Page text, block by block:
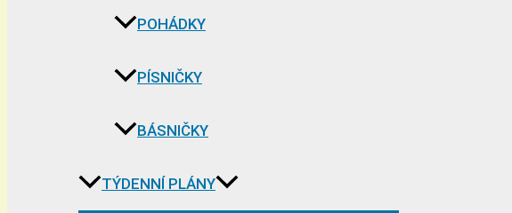
POHÁDKY
PÍSNIČKY
BÁSNIČKY
TÝDENNÍ PLÁNY